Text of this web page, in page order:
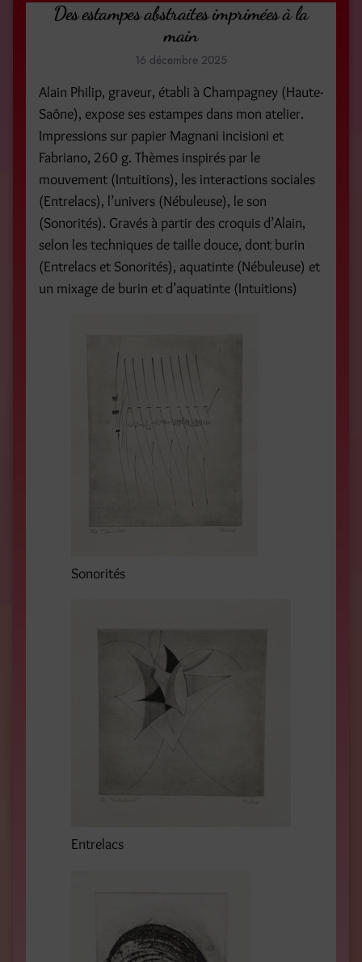
Des estampes abstraites imprimées à la
main
16 décembre 2025
Alain Philip, graveur, établi à Champagney (Haute-
Saône), expose ses estampes dans mon atelier.
Impressions sur papier Magnani incisioni et
Fabriano, 260 g. Thèmes inspirés par le
mouvement (Intuitions), les interactions sociales
(Entrelacs), l’univers (Nébuleuse), le son
(Sonorités). Gravés à partir des croquis d’Alain,
selon les techniques de taille douce, dont burin
(Entrelacs et Sonorités), aquatinte (Nébuleuse) et
un mixage de burin et d’aquatinte (Intuitions)
Sonorités
Entrelacs